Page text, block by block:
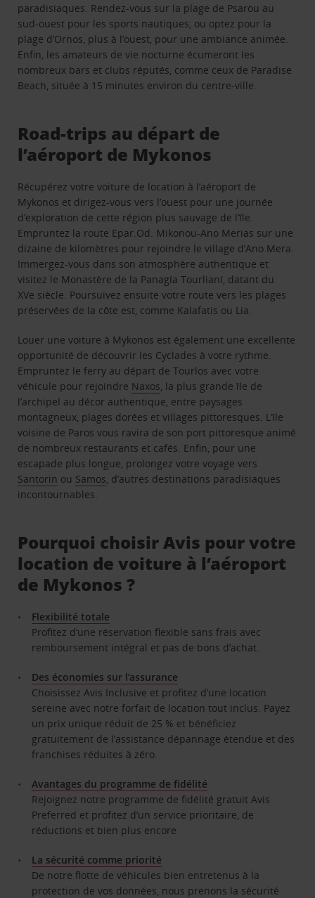
paradisiaques. Rendez-vous sur la plage de Psarou au
sud-ouest pour les sports nautiques, ou optez pour la
plage d’Ornos, plus à l’ouest, pour une ambiance animée.
Enfin, les amateurs de vie nocturne écumeront les
nombreux bars et clubs réputés, comme ceux de Paradise
Beach, située à 15 minutes environ du centre-ville.
Road-trips au départ de
l’aéroport de Mykonos
Récupérez votre voiture de location à l’aéroport de
Mykonos et dirigez-vous vers l’ouest pour une journée
d’exploration de cette région plus sauvage de l’île.
Empruntez la route Epar.Od. Mikonou-Ano Merias sur une
dizaine de kilomètres pour rejoindre le village d’Ano Mera.
Immergez-vous dans son atmosphère authentique et
visitez le Monastère de la Panagía Tourlianí, datant du
XVe siècle. Poursuivez ensuite votre route vers les plages
préservées de la côte est, comme Kalafatis ou Lia.
Louer une voiture à Mykonos est également une excellente
opportunité de découvrir les Cyclades à votre rythme.
Empruntez le ferry au départ de Tourlos avec votre
véhicule pour rejoindre Naxos, la plus grande île de
l’archipel au décor authentique, entre paysages
montagneux, plages dorées et villages pittoresques. L’île
voisine de Paros vous ravira de son port pittoresque animé
de nombreux restaurants et cafés. Enfin, pour une
escapade plus longue, prolongez votre voyage vers
Santorin ou Samos, d’autres destinations paradisiaques
incontournables.
Pourquoi choisir Avis pour votre
location de voiture à l’aéroport
de Mykonos ?
Flexibilité totale
Profitez d’une réservation flexible sans frais avec
remboursement intégral et pas de bons d’achat.
Des économies sur l’assurance
Choisissez Avis Inclusive et profitez d’une location
sereine avec notre forfait de location tout inclus. Payez
un prix unique réduit de 25 % et bénéficiez
gratuitement de l’assistance dépannage étendue et des
franchises réduites à zéro.
Avantages du programme de fidélité
Rejoignez notre programme de fidélité gratuit Avis
Preferred et profitez d’un service prioritaire, de
réductions et bien plus encore
La sécurité comme priorité
De notre flotte de véhicules bien entretenus à la
protection de vos données, nous prenons la sécurité